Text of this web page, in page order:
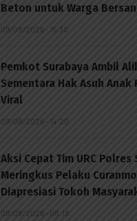
Beton untuk Warga
09/08/2026 - 15:30
Pemkot Surabaya Ambil
Sementara Hak Asuh Anak
Viral
09/08/2026 - 14:20
Aksi Cepat Tim URC Polres
Meringkus Pelaku
Diapresiasi Tokoh
09/08/2026 - 08:18